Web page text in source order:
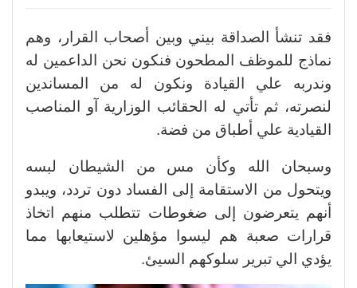
فقد تنشأ الصداقة بيني وبين أصحاب القرار، وهم
نماذج للموظف المطحون فنكون نحن الداعمين له
وندربه علي القيادة ونكون له من المساندين
لنصرته، ثم تأتي له الحقائب الوزارية آو المناصب
القيادية علي أطباق من فضة.
وسبحان الله وكأن مس من الشيطان لبسه
ويتحول من الاستقامة إلى الفساد دون تردد، ويبدو
أنهم يتعرضون إلى ضغوطات تتطلب منهم اتخاذ
قرارات صعبة هم ليسوا مؤهلين لاستيعابها مما
يؤدي الي تبرير سلوكهم السيئ.